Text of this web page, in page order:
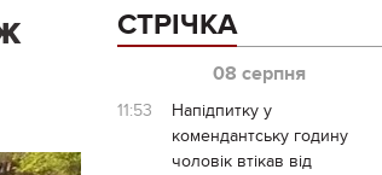
СТРІЧКА
08 серпня
11:53
Напідпитку у
комендантську годину
чоловік втікав від